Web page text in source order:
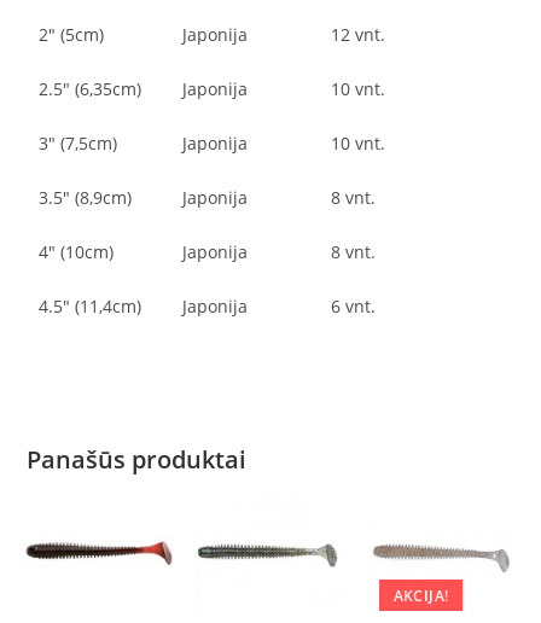
2″ (5cm)
2.5″ (6,35cm)
3″ (7,5cm)
3.5″ (8,9cm)
4″ (10cm)
4.5″ (11,4cm)
Japonija
Japonija
Japonija
Japonija
Japonija
Japonija
12 vnt.
10 vnt.
10 vnt.
8 vnt.
8 vnt.
6 vnt.
Panašūs produktai
AKCIJA!